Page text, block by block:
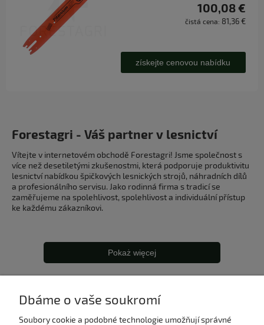
100,08 €
čistá cena: 81,36 €
získejte cenovou nabídku
Forestagri - Váš partner v lesnictví
Vítejte v internetovém obchodě Forestagri! Jsme společnost s
více než desetiletými zkušenostmi, která podporuje produktivitu
lesnictví nabídkou špičkových lesnických strojů, náhradních dílů
a profesionálního servisu. Jako rodinná firma s tradicí se
zaměřujeme na spolehlivost, spolehlivost a individuální přístup
ke každému zákazníkovi.
Pokaż więcej
Dbáme o vaše soukromí
Soubory cookie a podobné technologie umožňují správné